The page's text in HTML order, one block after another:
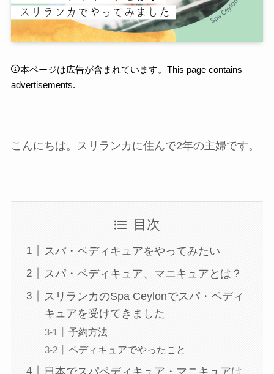
本ページは広告が含まれています。This page contains
advertisements.
こんにちは。スリランカに住んで2年の主婦です。
目次
スパ・ペディキュアをやってみたい
スパ・ペディキュア、マニキュアとは？
スリランカのSpa Ceylonでスパ・ペディ
キュアを受けてきました
予約方法
ペディキュアでやったこと
日本でスパペディキュア・マニキュアは